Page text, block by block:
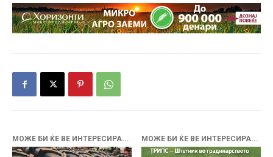
МОЖЕ БИ ЌЕ ВЕ ИНТЕРЕСИРА... МОЖЕ БИ ЌЕ ВЕ ИНТЕРЕСИРА...